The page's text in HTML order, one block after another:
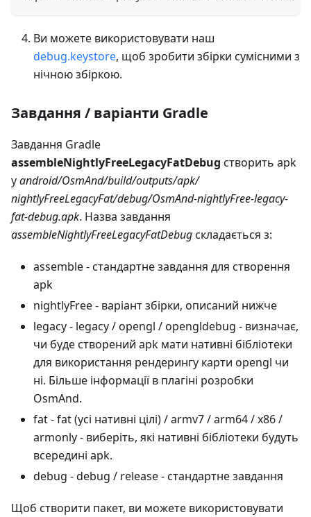
Ви можете використовувати наш
debug.keystore, щоб зробити збірки сумісними з
нічною збіркою.
Завдання / варіанти Gradle
Завдання Gradle
assembleNightlyFreeLegacyFatDebug створить apk
уandroid/OsmAnd/build/outputs/apk/
nightlyFreeLegacyFat/debug/OsmAnd-nightlyFree-legacy-
fat-debug.apk. Назва завдання
assembleNightlyFreeLegacyFatDebugскладається з:
assemble - стандартне завдання для створення
apk
nightlyFree - варіант збірки, описаний нижче
legacy - legacy / opengl / opengldebug - визначає,
чи буде створений apk мати нативні бібліотеки
для використання рендерингу карти opengl чи
ні. Більше інформації в плагіні розробки
OsmAnd.
fat - fat (усі нативні цілі) / armv7 / arm64 / x86 /
armonly - виберіть, які нативні бібліотеки будуть
всередині apk.
debug - debug / release - стандартне завдання
Щоб створити пакет, ви можете використовувати